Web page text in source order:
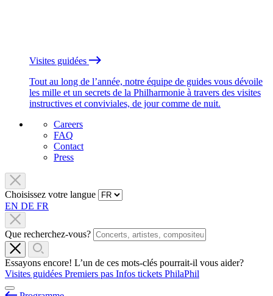
Visites guidées
Tout au long de l’année, notre équipe de guides vous dévoile
les mille et un secrets de la Philharmonie à travers des visites
instructives et conviviales, de jour comme de nuit.
Careers
FAQ
Contact
Press
Choisissez votre langue
EN DE FR
Que recherchez-vous?
Essayons encore! L’un de ces mots-clés pourrait-il vous aider?
Visites guidées Premiers pas Infos tickets PhilaPhil